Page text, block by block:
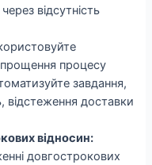
відсутність
процесу
завдання,
відстеження доставки
відносин:
довгострокових